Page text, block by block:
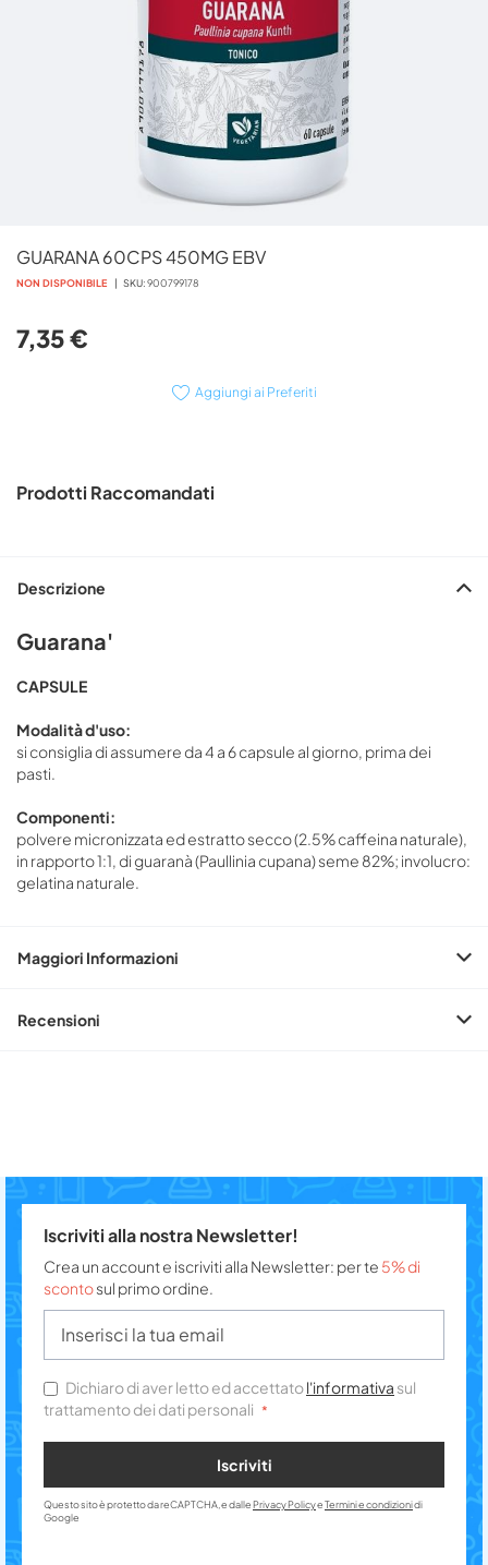
GUARANA 60CPS 450MG EBV
NON DISPONIBILE SKU 900799178
7,35 €
Aggiungi ai Preferiti
all'inizio
della
immagini
Prodotti Raccomandati
Descrizione
Guarana'
CAPSULE
Modalità d'uso:
si consiglia di assumere da 4 a 6 capsule al giorno, prima dei
pasti.
Componenti:
polvere micronizzata ed estratto secco (2.5% caffeina naturale),
in rapporto 1:1, di guaranà (Paullinia cupana) seme 82%; involucro:
gelatina naturale.
Maggiori Informazioni
Recensioni
Iscriviti alla nostra Newsletter!
Crea un account e iscriviti alla Newsletter: per te 5% di
scontosul primo ordine.
Dichiaro di aver letto ed accettatol'informativa sul
trattamento dei dati personali
Iscriviti
Questo sito è protetto da reCAPTCHA, e dalle Privacy PolicyeTermini e condizionidi
Google